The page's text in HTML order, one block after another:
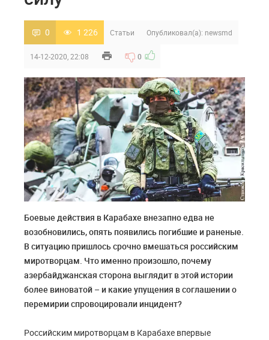
0 1 226 Статьи Опубликовал(а): newsmd
14-12-2020, 22:08 0
Боевые действия в Карабахе внезапно едва не
возобновились, опять появились погибшие и раненые.
В ситуацию пришлось срочно вмешаться российским
миротворцам. Что именно произошло, почему
азербайджанская сторона выглядит в этой истории
более виноватой – и какие упущения в соглашении о
перемирии спровоцировали инцидент?
Российским миротворцам в Карабахе впервые